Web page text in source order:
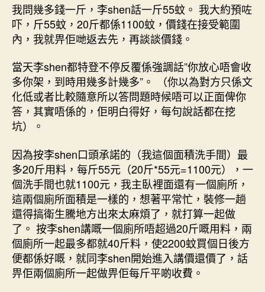
我問幾多錢一斤，李shen話一斤55蚊。 我大約預咗
吓，斤55蚊，20斤都係1100蚊，價錢在接受範圍
內，我就畀佢哋返去先，再談談價錢。
當天李shen都特登不停反覆係強調話”你放心唔會收
多你架，到時用幾多計幾多”。 （你以為對方只係文
化低或者比較隨意所以答問題時候唔可以正面俾你
答，其實唔係的，佢明白得好，每句說話都在挖
坑）。
因為按李shen口頭承諾的（我這個面積洗手間）最
多20斤用料，每斤55元（20斤*55元=1100元），一
個洗手間也就1100元，我主臥裡面還有一個廁所，
這兩個廁所面積是一樣的，想著平常忙，裝修一趟
還得搞衛生騰地方出來太麻煩了，就打算一起做
了。 按李shen講嘅一個廁所唔超過20斤嘅用料，兩
個廁所一起最多都就40斤料，使2200蚊買個日後方
便都係好嘅，就同李shen開始進入講價還價了，話
畀佢兩個廁所一起做畀佢每斤平啲收費。